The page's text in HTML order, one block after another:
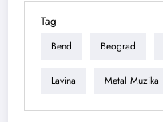
Tag
Bend Beograd
Lavina Metal Muzika